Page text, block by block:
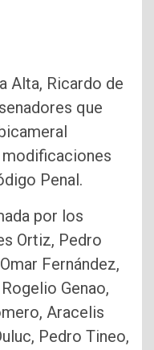
Alta, Ricardo de
que
modificaciones
Penal.
por los
Ortiz, Pedro
Fernández,
Genao,
Aracelis
Pedro Tineo,